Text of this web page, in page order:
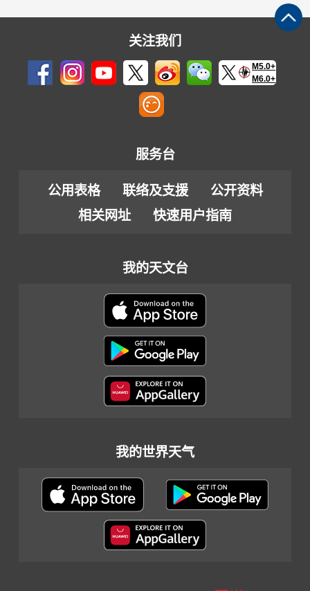
关注我们
M5.0+
M6.0+
服务台
公用表格 联络及支援
公开资料
相关网址
快速用户指南
我的天文台
我的世界天气